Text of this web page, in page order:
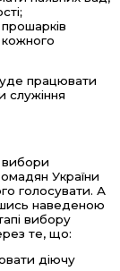
кожного
працювати
служіння
вибори
України
голосувати. А
наведеною
вибору
те, що:
діючу